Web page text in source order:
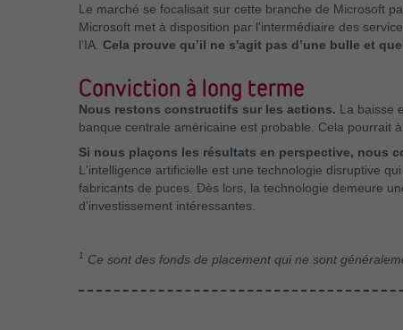
Le marché se focalisait sur cette branche de Microsoft
Microsoft met à disposition par l'intermédiaire des
l’IA. Cela prouve qu’il ne s'agit pas d’une bulle et
Conviction à long terme
Nous restons constructifs sur les actions. La baisse
banque centrale américaine est probable. Cela pourrait
Si nous plaçons les résultats en perspective, nous
L'intelligence artificielle est une technologie disruptive
fabricants de puces. Dès lors, la technologie demeure
d'investissement intéressantes.
1 Ce sont des fonds de placement qui ne sont